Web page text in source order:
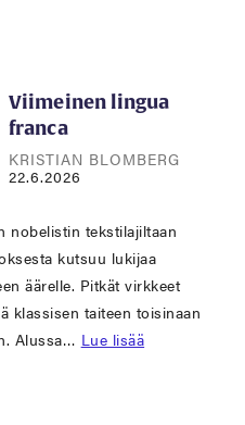
Viimeinen lingua
franca
KRISTIAN BLOMBERG
22.6.2026
nobelistin tekstilajiltaan
kutsuu lukijaa
äärelle. Pitkät virkkeet
klassisen taiteen toisinaan
Alussa… Lue lisää